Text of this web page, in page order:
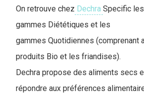
On retrouve chez Dechra Specific les
gammes Diététiques et les
gammes Quotidiennes (comprenant
produits Bio et les friandises).
Dechra propose des aliments secs
répondre aux préférences